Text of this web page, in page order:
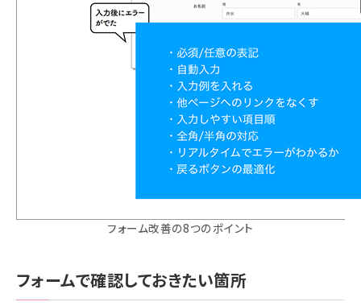
フォーム改善の8つのポイント
フォームで確認しておきたい箇所